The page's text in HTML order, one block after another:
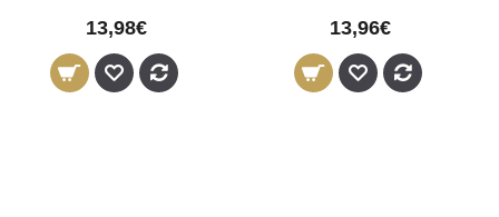
13,98€ 13,96€